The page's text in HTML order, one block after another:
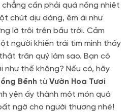
cần phải quá nồng nhiệt
chút dịu dàng, êm ái như
lờ trôi trên bầu trời. Cảm
người khiến trái tim mình thấy
trân quý làm sao. Bạn có
thế không? Nếu có, hãy
Bềnh từVườn Hoa Tươi
yên ấy thành một món quà
ngờ cho người thương nhé!